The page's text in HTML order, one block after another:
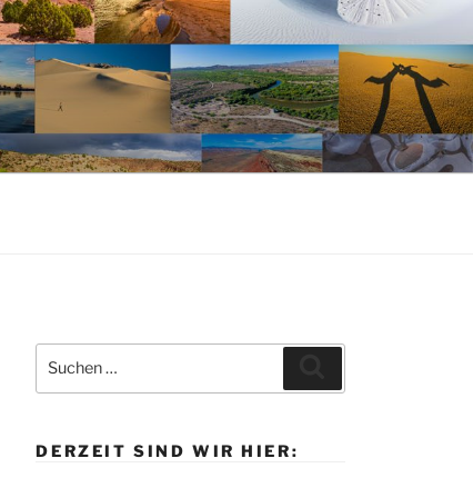
nach:
DERZEIT SIND WIR HIER: